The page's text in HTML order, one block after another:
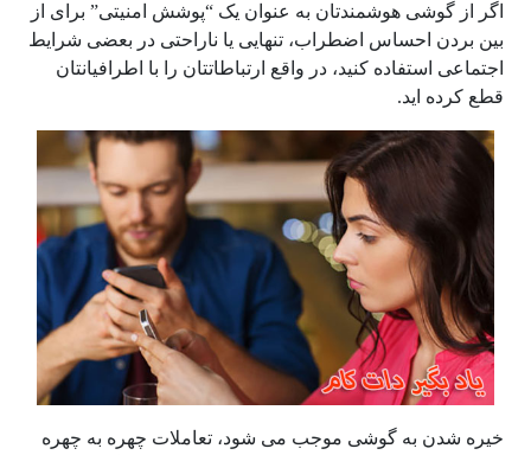
اگر از گوشی هوشمندتان به عنوان یک “پوشش امنیتی” برای از
بین بردن احساس اضطراب، تنهایی یا ناراحتی در بعضی شرایط
اجتماعی استفاده کنید، در واقع ارتباطاتتان را با اطرافیانتان
قطع کرده اید.
خیره شدن به گوشی موجب می شود، تعاملات چهره به چهره